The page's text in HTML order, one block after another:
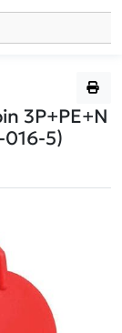
3P+PE+N
016-5)